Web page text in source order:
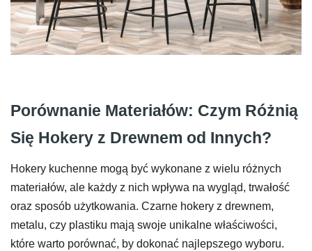
Porównanie Materiałów: Czym Różnią
Się Hokery z Drewnem od Innych?
Hokery kuchenne mogą być wykonane z wielu różnych
materiałów, ale każdy z nich wpływa na wygląd, trwałość
oraz sposób użytkowania. Czarne hokery z drewnem,
metalu, czy plastiku mają swoje unikalne właściwości,
które warto porównać, by dokonać najlepszego wyboru.